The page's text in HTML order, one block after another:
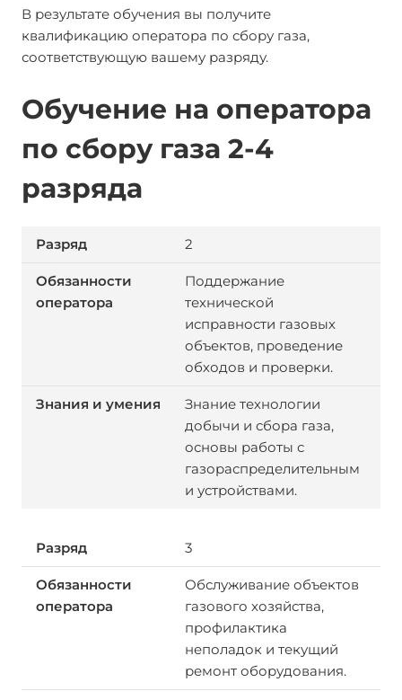
В результате обучения вы получите
квалификацию оператора по сбору газа,
соответствующую вашему разряду.
Обучение на оператора
по сбору газа 2-4
разряда
2
Поддержание
технической
исправности газовых
объектов, проведение
обходов и проверки.
Знание технологии
добычи и сбора газа,
основы работы с
газораспределительным
и устройствами.
3
Обслуживание объектов
газового хозяйства,
профилактика
неполадок и текущий
ремонт оборудования.